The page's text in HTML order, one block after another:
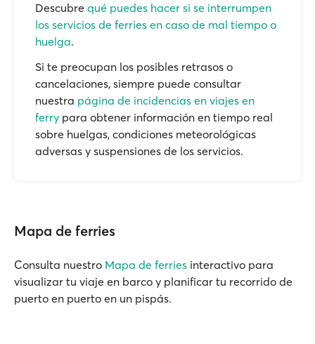
Descubre qué puedes hacer si se interrumpen
los servicios de ferries en caso de mal tiempo o
huelga.
Si te preocupan los posibles retrasos o
cancelaciones, siempre puede consultar
nuestra página de incidencias en viajes en
ferry para obtener información en tiempo real
sobre huelgas, condiciones meteorológicas
adversas y suspensiones de los servicios.
Mapa de ferries
Consulta nuestro Mapa de ferries interactivo para
visualizar tu viaje en barco y planificar tu recorrido de
puerto en puerto en un pispás.